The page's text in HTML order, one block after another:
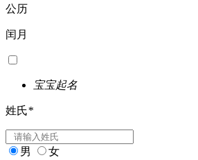
公历
闰月
宝宝起名
姓氏*
男 女